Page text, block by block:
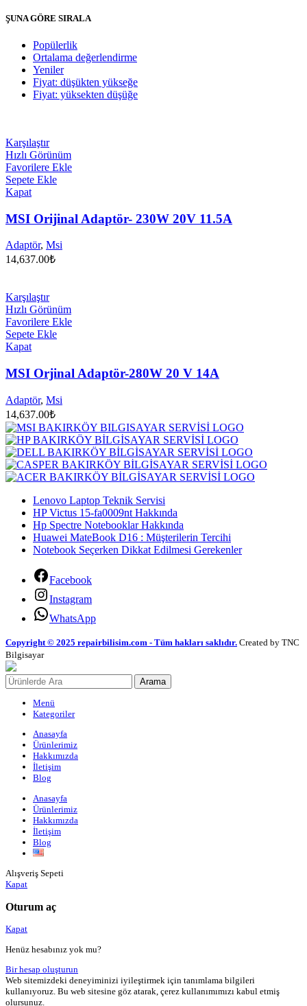
ŞUNA GÖRE SIRALA
Popülerlik
Ortalama değerlendirme
Yeniler
Fiyat: düşükten yükseğe
Fiyat: yüksekten düşüğe
Karşılaştır
Hızlı Görünüm
Favorilere Ekle
Sepete Ekle
Kapat
MSI Orijinal Adaptör- 230W 20V 11.5A
Adaptör, Msi
14,637.00₺
Karşılaştır
Hızlı Görünüm
Favorilere Ekle
Sepete Ekle
Kapat
MSI Orjinal Adaptör-280W 20 V 14A
Adaptör, Msi
14,637.00₺
Lenovo Laptop Teknik Servisi
HP Victus 15-fa0009nt Hakkında
Hp Spectre Notebooklar Hakkında
Huawei MateBook D16 : Müşterilerin Tercihi
Notebook Seçerken Dikkat Edilmesi Gerekenler
Facebook
Instagram
WhatsApp
Copyright © 2025 repairbilisim.com - Tüm hakları saklıdır. Created by TNC
Bilgisayar
Arama
Menü
Kategoriler
Anasayfa
Ürünlerimiz
Hakkımızda
İletişim
Blog
Anasayfa
Ürünlerimiz
Hakkımızda
İletişim
Blog
Alışveriş Sepeti
Kapat
Oturum aç
Kapat
Henüz hesabınız yok mu?
Bir hesap oluşturun
Web sitemizdeki deneyiminizi iyileştirmek için tanımlama bilgileri
kullanıyoruz. Bu web sitesine göz atarak, çerez kullanımımızı kabul etmiş
olursunuz.